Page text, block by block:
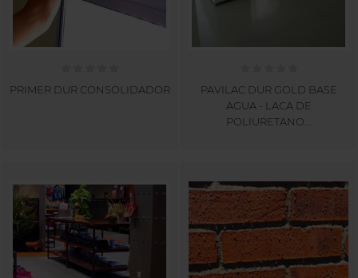
PRIMER DUR CONSOLIDADOR
PAVILAC DUR GOLD BASE
AGUA - LACA DE
POLIURETANO...